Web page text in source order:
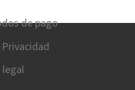
de pago
legal